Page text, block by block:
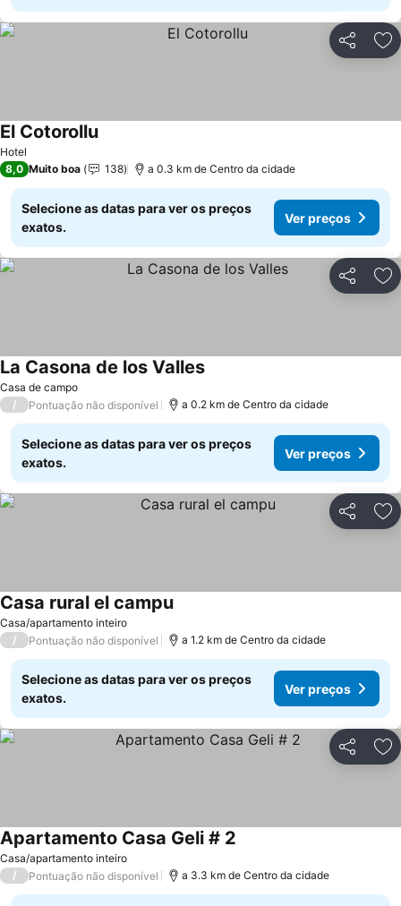
Partilhar
Hotel
El CotorolluVer preços
8,0 Muito boa 138 a 0.3 km de Centro da cidade
Selecione as datas para ver os preços
exatos.
Ver preços
Partilhar
Casa de campo
La Casona de los VallesVer preços
/ Pontuação não disponível a 0.2 km de Centro da cidade
Selecione as datas para ver os preços
exatos.
Ver preços
Partilhar
Casa/apartamento inteiro
Casa rural el campuVer preços
/ Pontuação não disponível a 1.2 km de Centro da cidade
Selecione as datas para ver os preços
exatos.
Ver preços
Partilhar
Casa/apartamento inteiro
Apartamento Casa Geli # 2
/ Pontuação não disponível a 3.3 km de Centro da cidade